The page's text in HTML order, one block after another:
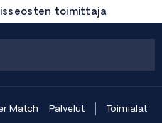
toimittaja
Match Palvelut Toimialat